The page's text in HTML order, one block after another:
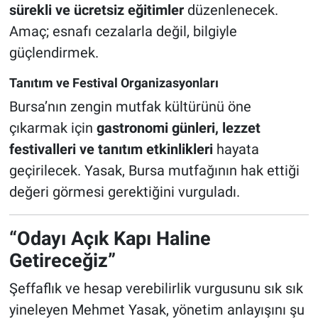
sürekli ve ücretsiz eğitimlerdüzenlenecek.
Amaç; esnafı cezalarla değil, bilgiyle
güçlendirmek.
Tanıtım ve Festival Organizasyonları
Bursa’nın zengin mutfak kültürünü öne
çıkarmak için gastronomi günleri, lezzet
festivalleri ve tanıtım etkinliklerihayata
geçirilecek. Yasak, Bursa mutfağının hak ettiği
değeri görmesi gerektiğini vurguladı.
“Odayı Açık Kapı Haline
Getireceğiz”
Şeffaflık ve hesap verebilirlik vurgusunu sık sık
yineleyen Mehmet Yasak, yönetim anlayışını şu